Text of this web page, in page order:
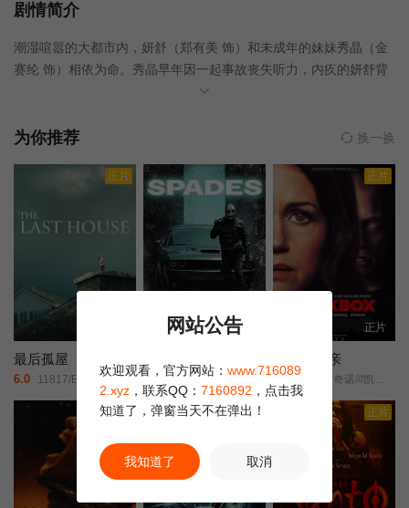
剧情简介
潮湿喧嚣的大都市内，妍舒（郑有美 饰）和未成年的妹妹秀晶（金
赛纶 饰）相依为命。秀晶早年因一起事故丧失听力，内疚的妍舒背
负着抚养妹妹长大成人的重任，殚精竭虑照顾秀晶的衣食住行。接
道里的男子（郑敬淏 饰）所劫持并杀害。男人曾遭受不幸的童年，
王国，通过密布在大街小巷的摄像头监视路人的行踪，并锁定狩猎
目标。直到某天，秀晶也被这个男子盯上。突然中断的电话让妍舒
焦虑不安，为了救出妹妹她不顾危险闯入了危险重重的下水道……©
为你推荐 换一换
正片
最后孤屋
6.0 11817/Eleven Eight One Seven/
正片
2.0 约翰尼·永·博斯/杰森·纳维/岛本信明/
正片
正片
猛尸一家亲
3.0 卡拉·古奇诺///凯瑟琳·伊莎贝尔///卢·泰勒·普奇///唐纳德·沙利斯///凯文·麦克纳尔蒂// Jason William Day //杰森·麦金农///罗曼·金赛拉///杰卡·博尚// Darcey Johnson / Aedan Edwards / Lee Tichon / Kenny Wood-Schatz/
正片 正片 正片
网站公告
欢迎观看，官方网站： www.716089
2.xyz ，联系QQ： 7160892 ，点击我
知道了，弹窗当天不在弹出！
我知道了 取消